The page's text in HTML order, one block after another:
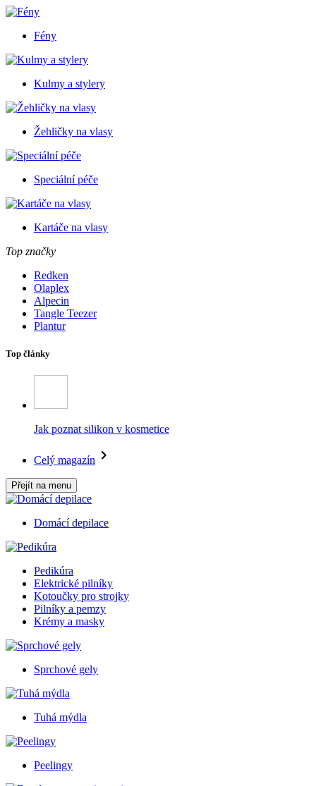
Fény
Kulmy a stylery
Žehličky na vlasy
Speciální péče
Kartáče na vlasy
Top značky
Redken
Olaplex
Alpecin
Tangle Teezer
Plantur
Top články
Jak poznat silikon v kosmetice
Celý magazín
Přejít na menu
Domácí depilace
Pedikúra
Elektrické pilníky
Kotoučky pro strojky
Pilníky a pemzy
Krémy a masky
Sprchové gely
Tuhá mýdla
Peelingy